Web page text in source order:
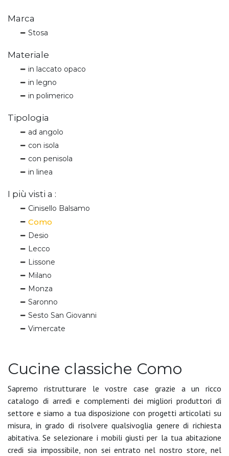
Marca
Stosa
Materiale
in laccato opaco
in legno
in polimerico
Tipologia
ad angolo
con isola
con penisola
in linea
I più visti a :
Cinisello Balsamo
Como
Desio
Lecco
Lissone
Milano
Monza
Saronno
Sesto San Giovanni
Vimercate
Cucine classiche Como
Sapremo ristrutturare le vostre case grazie a un ricco
catalogo di arredi e complementi dei migliori produttori di
settore e siamo a tua disposizione con progetti articolati su
misura, in grado di risolvere qualsivoglia genere di richiesta
abitativa. Se selezionare i mobili giusti per la tua abitazione
credi sia impossibile, non sei entrato nel nostro store, nel